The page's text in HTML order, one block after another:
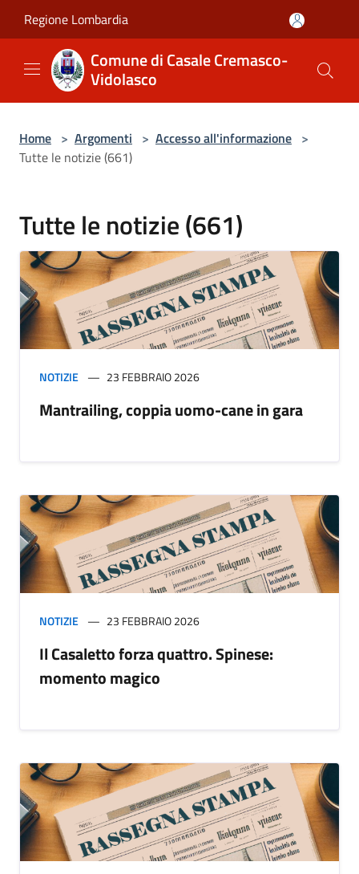
Regione Lombardia
Comune di Casale Cremasco-
Vidolasco
Home > Argomenti > Accesso all'informazione >
Tutte le notizie (661)
Tutte le notizie (661)
NOTIZIE 23 FEBBRAIO 2026
Mantrailing, coppia uomo-cane in gara
NOTIZIE 23 FEBBRAIO 2026
Il Casaletto forza quattro. Spinese:
momento magico